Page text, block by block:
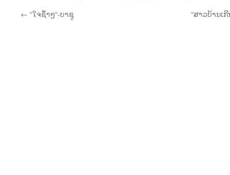
← “ໃຈຊໍ້າໆ“-ບາຊູ “ສາວບ້ານເ